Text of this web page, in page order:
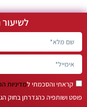
לשיעור
קראתי והסכמתי למדיניות
פוסט ושותפיה כהגדרתן בחוק